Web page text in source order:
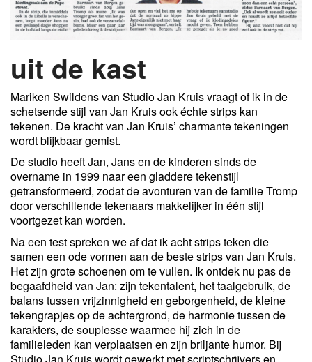
uit de kast
Mariken Swildens van Studio Jan Kruis vraagt of ik in de
schetsende stijl van Jan Kruis ook échte strips kan
tekenen. De kracht van Jan Kruis’ charmante tekeningen
wordt blijkbaar gemist.
De studio heeft Jan, Jans en de kinderen sinds de
overname in 1999 naar een gladdere tekenstijl
getransformeerd, zodat de avonturen van de familie Tromp
door verschillende tekenaars makkelijker in één stijl
voortgezet kan worden.
Na een test spreken we af dat ik acht strips teken die
samen een ode vormen aan de beste strips van Jan Kruis.
Het zijn grote schoenen om te vullen. Ik ontdek nu pas de
begaafdheid van Jan: zijn tekentalent, het taalgebruik, de
balans tussen vrijzinnigheid en geborgenheid, de kleine
tekengrapjes op de achtergrond, de harmonie tussen de
karakters, de souplesse waarmee hij zich in de
familieleden kan verplaatsen en zijn briljante humor. Bij
Studio Jan Kruis wordt gewerkt met scriptschrijvers en